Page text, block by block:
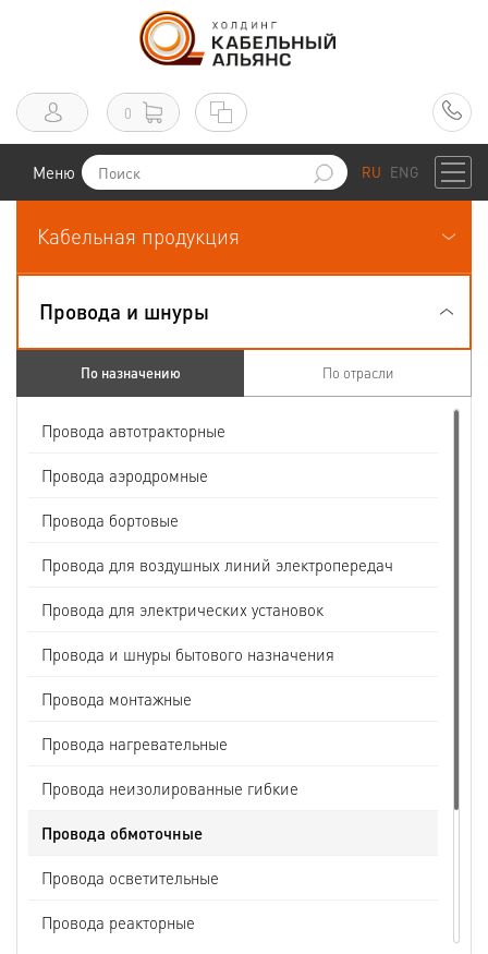
0
Меню RU ENG
Кабельная продукция
Провода и шнуры
По назначению По отрасли
Провода автотракторные
Провода аэродромные
Провода бортовые
Провода для воздушных линий электропередач
Провода для электрических установок
Провода и шнуры бытового назначения
Провода монтажные
Провода нагревательные
Провода неизолированные гибкие
Провода обмоточные
Провода осветительные
Провода реакторные